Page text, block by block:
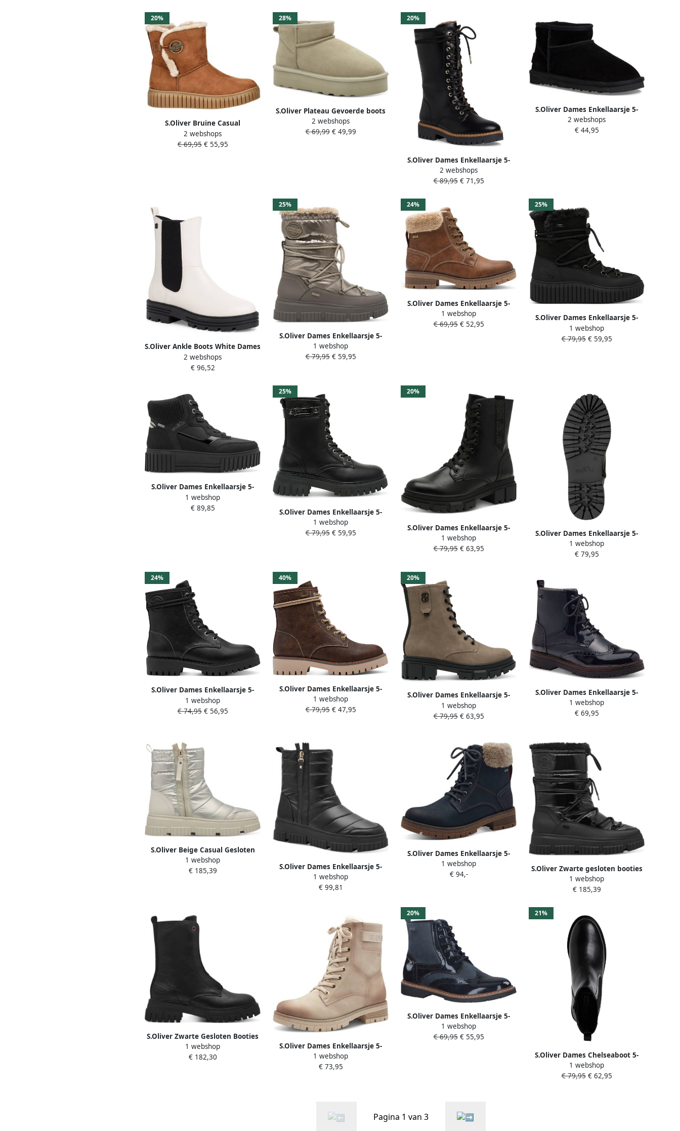
20%
S.Oliver Bruine Casual
Enkellaarsjes voor Vrouwen
2 webshops
€ 69,95€ 55,95
28%
S.Oliver Plateau Gevoerde boots
beige Suede Dames
2 webshops
€ 69,99€ 49,99
20%
S.Oliver Dames Enkellaarsje 5-
26221-41
2 webshops
€ 89,95€ 71,95
S.Oliver Dames Enkellaarsje 5-
26351-41 001
2 webshops
€ 44,95
S.Oliver Ankle Boots White Dames
2 webshops
€ 96,52
25%
S.Oliver Dames Enkellaarsje 5-
26401-43 984
1 webshop
€ 79,95€ 59,95
24%
S.Oliver Dames Enkellaarsje 5-
26227-43 3A5
1 webshop
€ 69,95€ 52,95
25%
S.Oliver Dames Enkellaarsje 5-
26436-43
1 webshop
€ 79,95€ 59,95
S.Oliver Dames Enkellaarsje 5-
26226-45 098
1 webshop
€ 89,85
25%
S.Oliver Dames Enkellaarsje 5-
25244-45 001
1 webshop
€ 79,95€ 59,95
20%
S.Oliver Dames Enkellaarsje 5-
25231-45
1 webshop
€ 79,95€ 63,95
S.Oliver Dames Enkellaarsje 5-
25258-45 091
1 webshop
€ 79,95
24%
S.Oliver Dames Enkellaarsje 5-
25213-41 0B1
1 webshop
€ 74,95€ 56,95
40%
S.Oliver Dames Enkellaarsje 5-
26213-41 302
1 webshop
€ 79,95€ 47,95
20%
S.Oliver Dames Enkellaarsje 5-
25214-41 348
1 webshop
€ 79,95€ 63,95
S.Oliver Dames Enkellaarsje 5-
25232-43 805
1 webshop
€ 69,95
S.Oliver Beige Casual Gesloten
Enkellaarsjes Beige Dames
1 webshop
€ 185,39
S.Oliver Dames Enkellaarsje 5-
26450-41 0A1
1 webshop
€ 99,81
S.Oliver Dames Enkellaarsje 5-
26227-43 805
1 webshop
€ 94,-
S.Oliver Zwarte gesloten booties
voor vrouwen
1 webshop
€ 185,39
S.Oliver Zwarte Gesloten Booties
Enkellaarzen Vrouwen
1 webshop
€ 182,30
S.Oliver Dames Enkellaarsje 5-
26231-43 227
1 webshop
€ 73,95
20%
S.Oliver Dames Enkellaarsje 5-
25255-43 891
1 webshop
€ 69,95€ 55,95
21%
S.Oliver Dames Chelseaboot 5-
25419-43 001
1 webshop
€ 79,95€ 62,95
Pagina 1 van 3